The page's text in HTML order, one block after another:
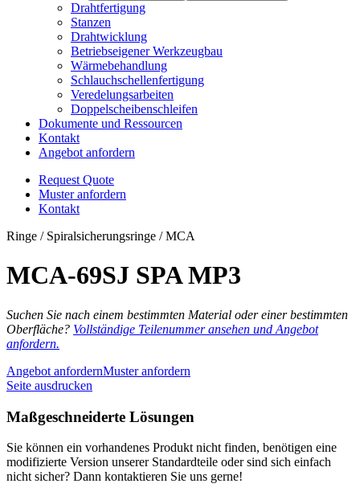
Drahtfertigung
Stanzen
Drahtwicklung
Betriebseigener Werkzeugbau
Wärmebehandlung
Schlauchschellenfertigung
Veredelungsarbeiten
Doppelscheibenschleifen
Dokumente und Ressourcen
Kontakt
Angebot anfordern
Request Quote
Muster anfordern
Kontakt
Ringe / Spiralsicherungsringe / MCA
MCA-69SJ SPA MP3
Suchen Sie nach einem bestimmten Material oder einer bestimmten
Oberfläche? Vollständige Teilenummer ansehen und Angebot
anfordern.
Angebot anfordernMuster anfordern
Seite ausdrucken
Maßgeschneiderte Lösungen
Sie können ein vorhandenes Produkt nicht finden, benötigen eine
modifizierte Version unserer Standardteile oder sind sich einfach
nicht sicher? Dann kontaktieren Sie uns gerne!